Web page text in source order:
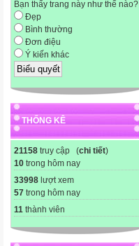
Bạn thấy trang này như thế nào?
Đẹp
Bình thường
Đơn điệu
Ý kiến khác
THỐNG KÊ
21158 truy cập (chi tiết)
10 trong hôm nay
33998 lượt xem
57 trong hôm nay
11 thành viên